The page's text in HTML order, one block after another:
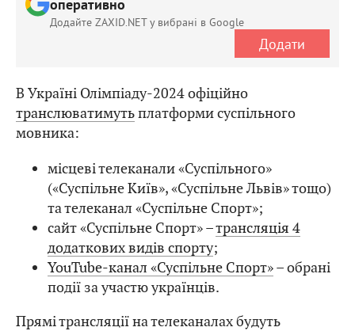
оперативно
Додайте ZAXID.NET у вибрані в Google
Додати
В Україні Олімпіаду-2024 офіційно
транслюватимутьплатформи суспільного
мовника:
місцеві телеканали «Суспільного»
(«Суспільне Київ», «Суспільне Львів» тощо)
та телеканал «Суспільне Спорт»;
сайт «Суспільне Спорт» –трансляція 4
додаткових видів спорту;
YouTube-канал «Суспільне Спорт»– обрані
події за участю українців.
Прямі трансляції на телеканалах будуть